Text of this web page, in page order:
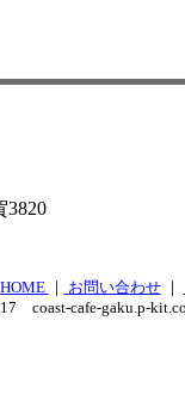
3820
HOME ｜ お問い合わせ｜
coast-cafe-gaku.p-